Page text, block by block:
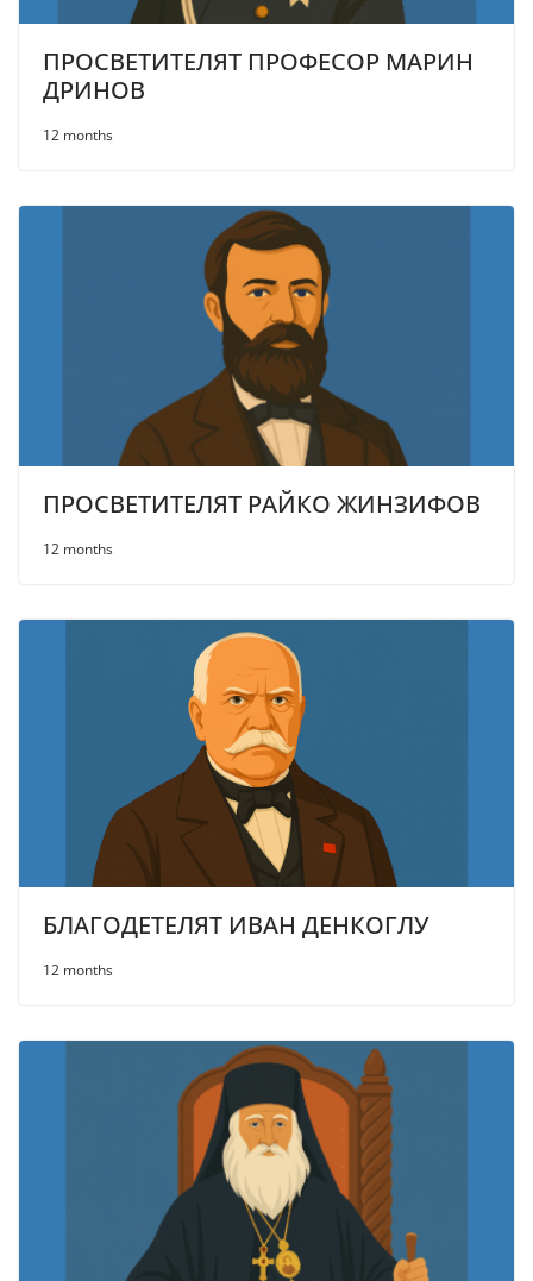
ПРОСВЕТИТЕЛЯТ ПРОФЕСОР МАРИН
ДРИНОВ
12 months
ПРОСВЕТИТЕЛЯТ РАЙКО ЖИНЗИФОВ
12 months
БЛАГОДЕТЕЛЯТ ИВАН ДЕНКОГЛУ
12 months